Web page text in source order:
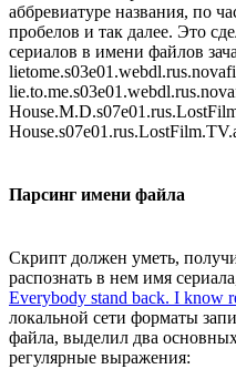
аббревиатуре названия, по
пробелов и так далее. Это
сериалов в имени файлов
Парсинг имени файла
Скрипт должен уметь,
распознать в нем имя
Everybody stand back. I know
локальной сети форматы
файла, выделил два
регулярные выражения: